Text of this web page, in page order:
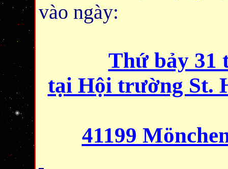
vào ngày:
Thứ bảy 31
tại Hội trường St.
41199